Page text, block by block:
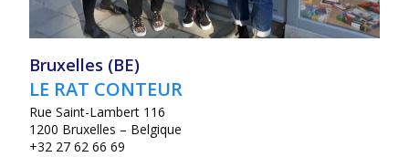
Bruxelles (BE)
LE RAT CONTEUR
Rue Saint-Lambert 116
1200 Bruxelles – Belgique
+32 27 62 66 69